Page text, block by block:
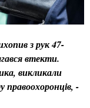
з рук 47-
втекти.
викликали
правоохоронців, -